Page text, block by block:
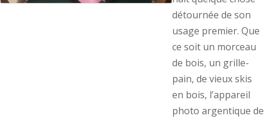
détournée de son
usage premier. Que
ce soit un morceau
de bois, un grille-
pain, de vieux skis
en bois, l’appareil
photo argentique de